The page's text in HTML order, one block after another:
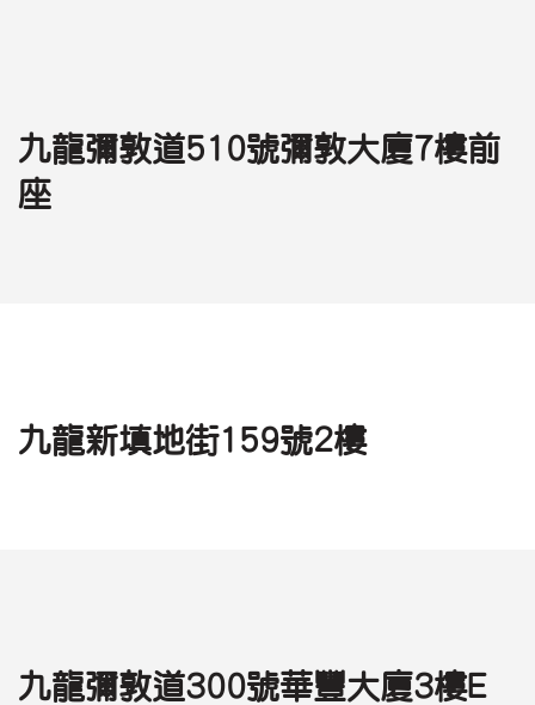
九龍彌敦道510號彌敦大廈7樓前
座
九龍新填地街159號2樓
九龍彌敦道300號華豐大廈3樓E